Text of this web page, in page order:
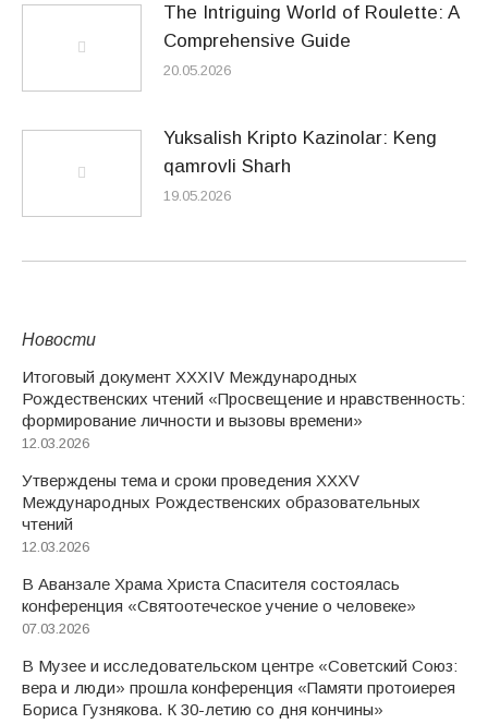
The Intriguing World of Roulette: A
Comprehensive Guide
20.05.2026
Yuksalish Kripto Kazinolar: Keng
qamrovli Sharh
19.05.2026
Новости
Итоговый документ XXХIV Международных
Рождественских чтений «Просвещение и нравственность:
формирование личности и вызовы времени»
12.03.2026
Утверждены тема и сроки проведения XXXV
Международных Рождественских образовательных
чтений
12.03.2026
В Аванзале Храма Христа Спасителя состоялась
конференция «Святоотеческое учение о человеке»
07.03.2026
В Музее и исследовательском центре «Советский Союз:
вера и люди» прошла конференция «Памяти протоиерея
Бориса Гузнякова. К 30-летию со дня кончины»